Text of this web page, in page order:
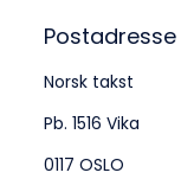
Postadresse
Norsk takst
Pb. 1516 Vika
0117 OSLO